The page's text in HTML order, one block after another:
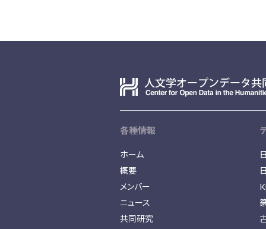
各種情報
ホーム
概要
メンバー
ニュース
共同研究